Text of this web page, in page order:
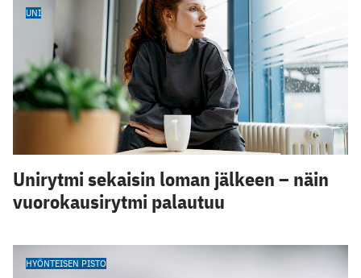
UNI
Unirytmi sekaisin loman jälkeen – näin
vuorokausirytmi palautuu
HYÖNTEISEN PISTO